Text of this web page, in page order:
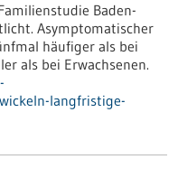
Baden-
Asymptomatischer
häufiger als bei
als bei Erwachsenen.
langfristige-